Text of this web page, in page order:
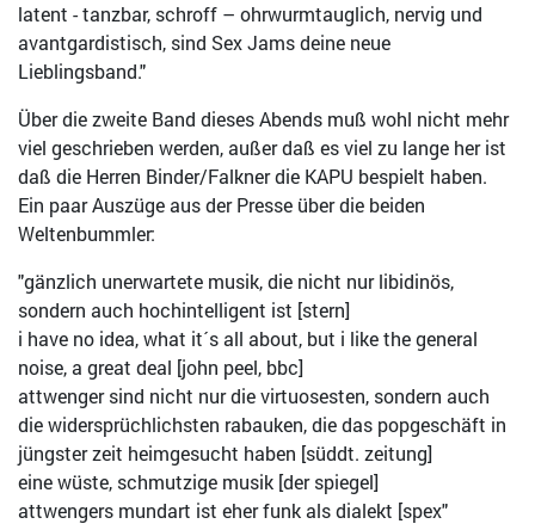
latent - tanzbar, schroff – ohrwurmtauglich, nervig und
avantgardistisch, sind Sex Jams deine neue
Lieblingsband."
Über die zweite Band dieses Abends muß wohl nicht mehr
viel geschrieben werden, außer daß es viel zu lange her ist
daß die Herren Binder/Falkner die KAPU bespielt haben.
Ein paar Auszüge aus der Presse über die beiden
Weltenbummler:
"gänzlich unerwartete musik, die nicht nur libidinös,
sondern auch hochintelligent ist [stern]
i have no idea, what it´s all about, but i like the general
noise, a great deal [john peel, bbc]
attwenger sind nicht nur die virtuosesten, sondern auch
die widersprüchlichsten rabauken, die das popgeschäft in
jüngster zeit heimgesucht haben [süddt. zeitung]
eine wüste, schmutzige musik [der spiegel]
attwengers mundart ist eher funk als dialekt [spex"